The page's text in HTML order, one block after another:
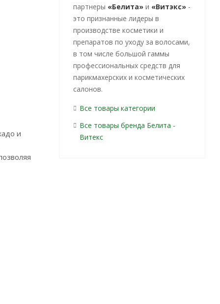
и
партнеры «Белита»и «Витэкс»-
это признанные лидеры в
производстве косметики и
препаратов по уходу за волосами,
в том числе большой гаммы
профессиональных средств для
парикмахерских и косметических
салонов.
Все товары категории
Все товары бренда Белита -
Витекс